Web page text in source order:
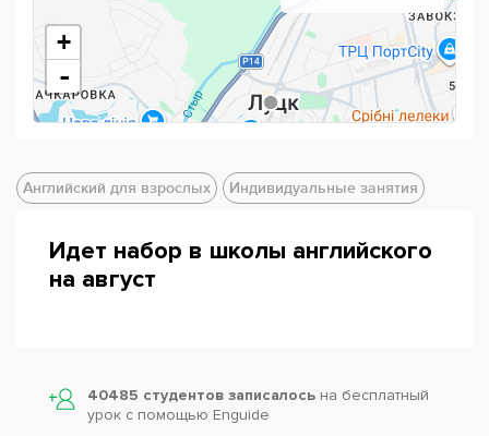
+
-
Английский для взрослых Индивидуальные занятия
Идет набор в школы английского
на август
40485 студентов записалось на бесплатный
урок с помощью Enguide